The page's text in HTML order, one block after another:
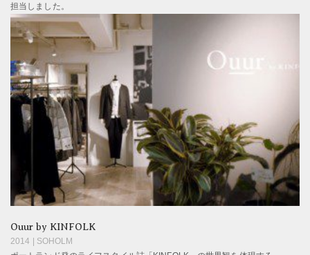
担当しました。
Ouur by KINFOLK
2014 | SOHOLM